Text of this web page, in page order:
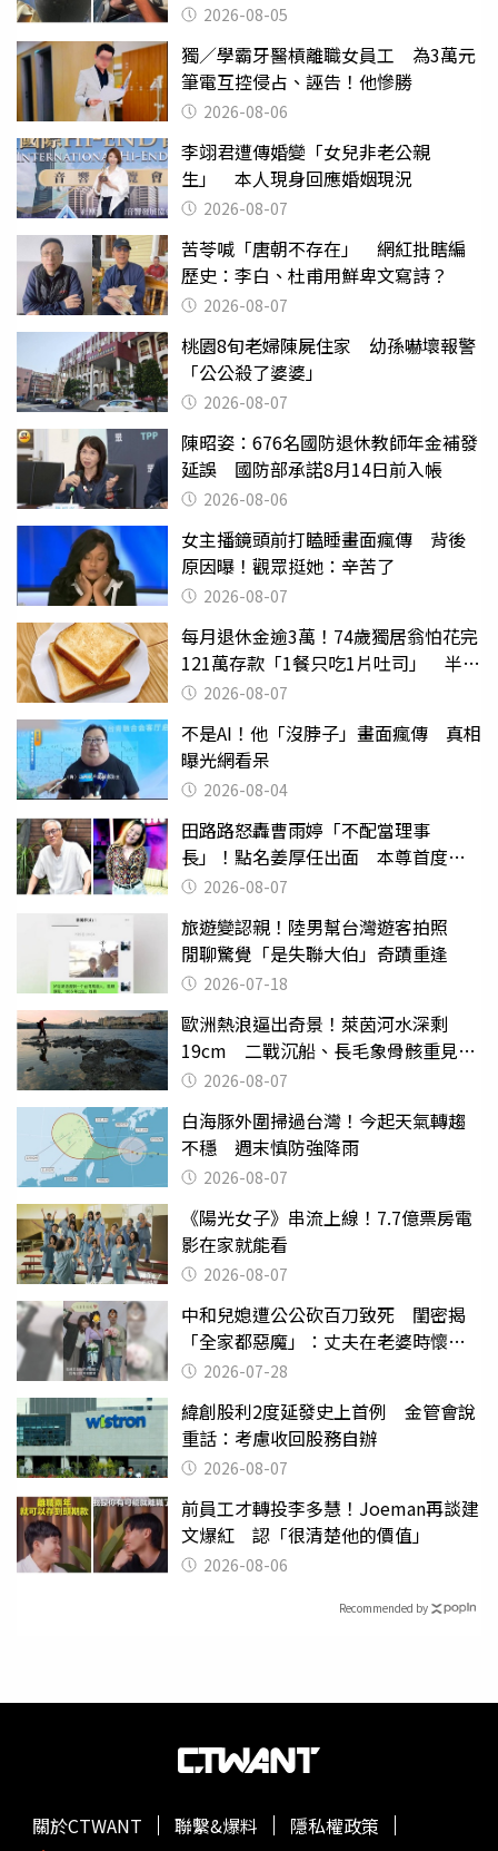
2026-08-05
獨／學霸牙醫槓離職女員工 為3萬元
筆電互控侵占、誣告！他慘勝
2026-08-06
李翊君遭傳婚變「女兒非老公親
生」 本人現身回應婚姻現況
2026-08-07
苦苓喊「唐朝不存在」 網紅批瞎編
歷史：李白、杜甫用鮮卑文寫詩？
2026-08-07
桃園8旬老婦陳屍住家 幼孫嚇壞報警
「公公殺了婆婆」
2026-08-07
陳昭姿：676名國防退休教師年金補發
延誤 國防部承諾8月14日前入帳
2026-08-06
女主播鏡頭前打瞌睡畫面瘋傳 背後
原因曝！觀眾挺她：辛苦了
2026-08-07
每月退休金逾3萬！74歲獨居翁怕花完
121萬存款「1餐只吃1片吐司」 半年
後暴瘦嚇壞女兒
2026-08-07
不是AI！他「沒脖子」畫面瘋傳 真相
曝光網看呆
2026-08-04
田路路怒轟曹雨婷「不配當理事
長」！點名姜厚任出面 本尊首度回
應了2026-08-07
旅遊變認親！陸男幫台灣遊客拍照
閒聊驚覺「是失聯大伯」奇蹟重逢
2026-07-18
歐洲熱浪逼出奇景！萊茵河水深剩
19cm 二戰沉船、長毛象骨骸重見天
日 2026-08-07
白海豚外圍掃過台灣！今起天氣轉趨
不穩 週末慎防強降雨
2026-08-07
《陽光女子》串流上線！7.7億票房電
影在家就能看
2026-08-07
中和兒媳遭公公砍百刀致死 閨密揭
「全家都惡魔」：丈夫在老婆時懷孕
摔東西
2026-07-28
緯創股利2度延發史上首例 金管會說
重話：考慮收回股務自辦
2026-08-07
前員工才轉投李多慧！Joeman再談建
文爆紅 認「很清楚他的價值」
2026-08-06
Recommended by
關於CTWANT 聯繫&爆料
隱私權政策